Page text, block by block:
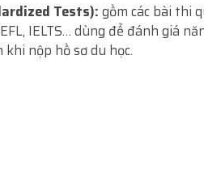
Tests):gồm các bài thi
IELTS… dùng để đánh giá
nộp hồ sơ du học.